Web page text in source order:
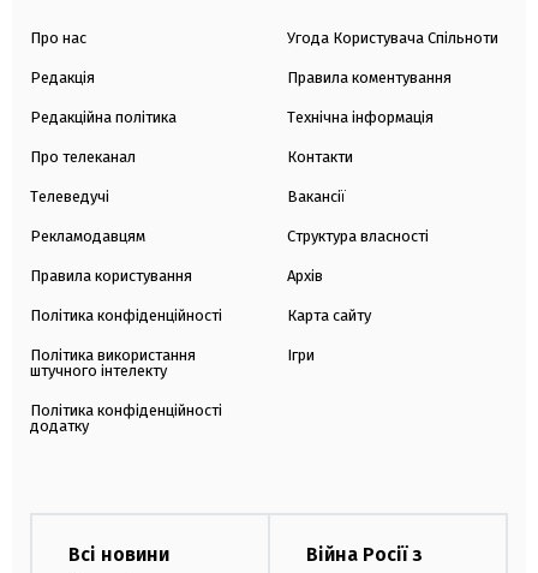
Про нас
Редакція
Редакційна політика
Про телеканал
Телеведучі
Рекламодавцям
Правила користування
Політика конфіденційності
Політика використання
штучного інтелекту
Політика конфіденційності
додатку
Угода Користувача Спільноти
Правила коментування
Технічна інформація
Контакти
Вакансії
Структура власності
Архів
Карта сайту
Ігри
Всі новини
Війна Росії з